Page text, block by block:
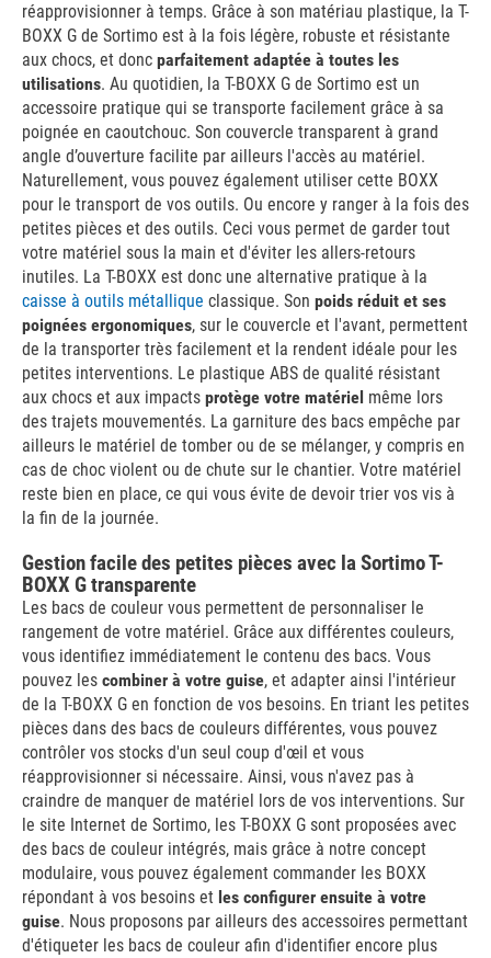
réapprovisionner à temps. Grâce à son matériau plastique, la T-
BOXX G de Sortimo est à la fois légère, robuste et résistante
aux chocs, et donc parfaitement adaptée à toutes les
utilisations. Au quotidien, la T-BOXX G de Sortimo est un
accessoire pratique qui se transporte facilement grâce à sa
poignée en caoutchouc. Son couvercle transparent à grand
angle d’ouverture facilite par ailleurs l'accès au matériel.
Naturellement, vous pouvez également utiliser cette BOXX
pour le transport de vos outils. Ou encore y ranger à la fois des
petites pièces et des outils. Ceci vous permet de garder tout
votre matériel sous la main et d'éviter les allers-retours
inutiles. La T-BOXX est donc une alternative pratique à la
caisse à outils métallique classique. Son poids réduit et ses
poignées ergonomiques, sur le couvercle et l'avant, permettent
de la transporter très facilement et la rendent idéale pour les
petites interventions. Le plastique ABS de qualité résistant
aux chocs et aux impacts protège votre matériel même lors
des trajets mouvementés. La garniture des bacs empêche par
ailleurs le matériel de tomber ou de se mélanger, y compris en
cas de choc violent ou de chute sur le chantier. Votre matériel
reste bien en place, ce qui vous évite de devoir trier vos vis à
la fin de la journée.
Gestion facile des petites pièces avec la Sortimo T-
BOXX G transparente
Les bacs de couleur vous permettent de personnaliser le
rangement de votre matériel. Grâce aux différentes couleurs,
vous identifiez immédiatement le contenu des bacs. Vous
pouvez les combiner à votre guise, et adapter ainsi l'intérieur
de la T-BOXX G en fonction de vos besoins. En triant les petites
pièces dans des bacs de couleurs différentes, vous pouvez
contrôler vos stocks d'un seul coup d'œil et vous
réapprovisionner si nécessaire. Ainsi, vous n'avez pas à
craindre de manquer de matériel lors de vos interventions. Sur
le site Internet de Sortimo, les T-BOXX G sont proposées avec
des bacs de couleur intégrés, mais grâce à notre concept
modulaire, vous pouvez également commander les BOXX
répondant à vos besoins et les configurer ensuite à votre
guise. Nous proposons par ailleurs des accessoires permettant
d'étiqueter les bacs de couleur afin d'identifier encore plus